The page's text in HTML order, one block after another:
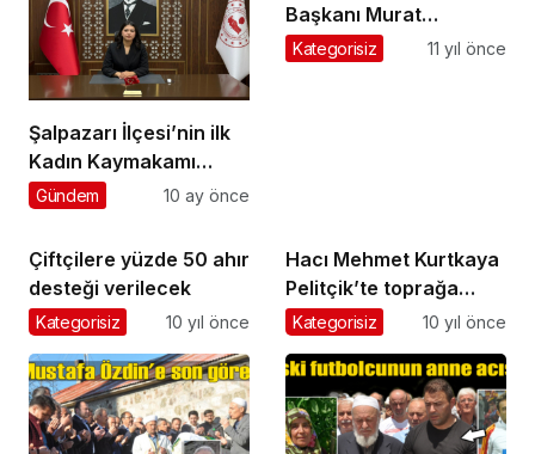
Şalpazarı İlçesi’nin ilk
Kadın Kaymakamı
Kezban Yerlikaya
başladı
Gündem 10 ay önce
Başkanı Murat
Topkara’nın Ramazan
Kategorisiz 11 yıl önce
Çiftçilere yüzde 50 ahır
desteği verilecek
Kategorisiz 10 yıl önce
Hacı Mehmet Kurtkaya
Pelitçik’te toprağa
verildi
Kategorisiz 10 yıl önce